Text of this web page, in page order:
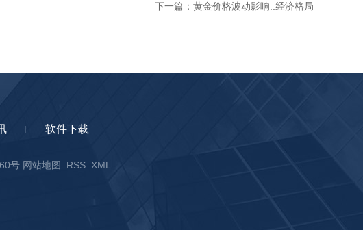
下一篇： 黄金价格波动影响..经济格局
软件下载
号 网站地图 RSS XML